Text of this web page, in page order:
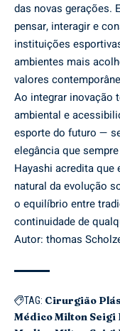
das novas gerações.
pensar, interagir e
instituições
ambientes mais
valores
Ao integrar inovação
ambiental e
esporte do futuro —
elegância que
Hayashi acredita
natural da evolução
o equilíbrio entre
continuidade de
Autor: thomas
TAG: Cirurgião
Médico Milton Seigi